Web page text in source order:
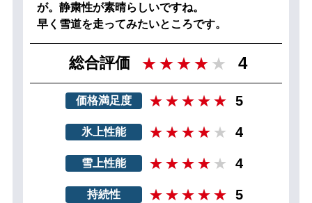
が。静粛性が素晴らしいですね。
早く雪道を走ってみたいところです。
総合評価 4
価格満足度 5
氷上性能 4
雪上性能 4
持続性 5